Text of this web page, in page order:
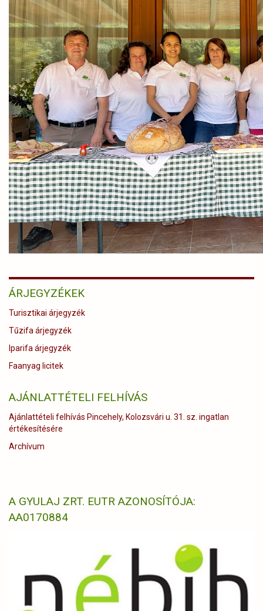
ÁRJEGYZÉKEK
Turisztikai árjegyzék
Tűzifa árjegyzék
Iparifa árjegyzék
Faanyag licitek
AJÁNLATTÉTELI FELHÍVÁS
Ajánlattételi felhívás Pincehely, Kolozsvári u. 31. sz. ingatlan
értékesítésére
Archívum
A GYULAJ ZRT. EUTR AZONOSÍTÓJA:
AA0170884